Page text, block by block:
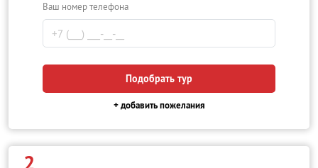
Ваш номер телефона
Подобрать тур
+ добавить пожелания
2